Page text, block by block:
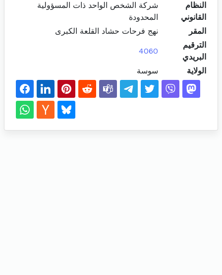
النظام
القانوني
شركة الشخص الواحد ذات المسؤولية
المحدودة
المقر
نهج فرحات حشاد القلعة الكبرى
الترقيم
البريدي
4060
الولاية سوسة